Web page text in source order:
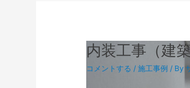
内装工事（建
コメントする /施工事例 / By